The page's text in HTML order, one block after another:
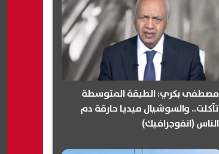
مصطفى بكري: الطبقة المتوسطة
تآكلت.. والسوشيال ميديا حارقة دم
الناس (انفوجرافيك)